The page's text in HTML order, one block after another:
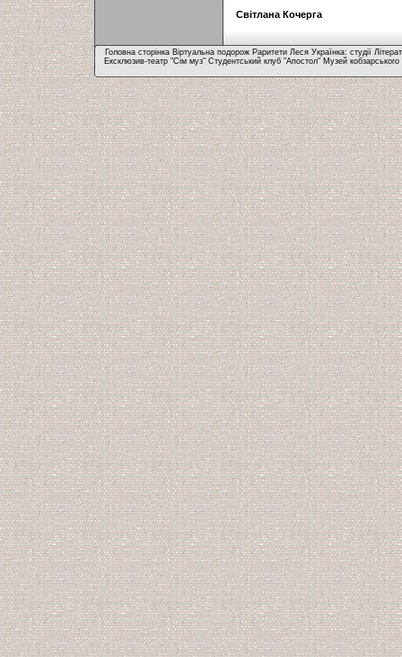
Світлана Кочерга
Головна сторінка Віртуальна подорож Раритети Леся Українка: студії
Ексклюзив-театр "Сім муз" Студентський клуб "Апостол" Музей кобзарського